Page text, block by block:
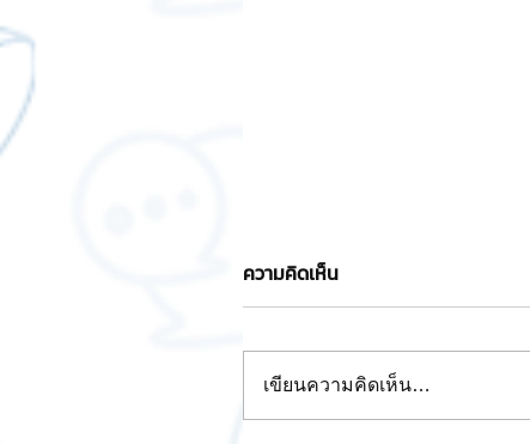
ความคิดเห็น
เขียนความคิดเห็น…